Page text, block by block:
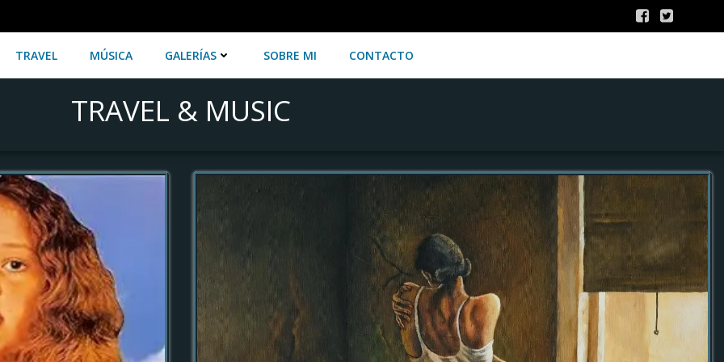
TRAVEL MÚSICA GALERÍAS SOBRE MI CONTACTO
TRAVEL & MUSIC